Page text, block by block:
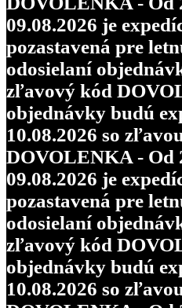
09.08.2026 je
pozastavená pre
odosielaní
zľavový kód
objednávky budú
10.08.2026 so
DOVOLENKA - Od
09.08.2026 je
pozastavená pre
odosielaní
zľavový kód
objednávky budú
10.08.2026 so